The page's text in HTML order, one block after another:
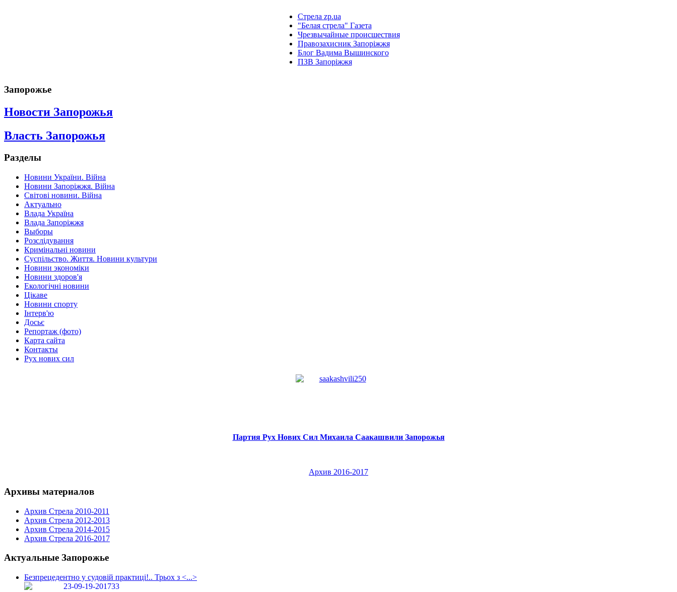
Стрела zp.ua
"Белая стрела" Газета
Чрезвычайные происшествия
Правозахисник Запоріжжя
Блог Вадима Вышинского
ПЗВ Запоріжжя
Запорожье
Новости Запорожья
Власть Запорожья
Разделы
Новини України. Війна
Новини Запоріжжя. Війна
Світові новини. Війна
Актуально
Влада Україна
Влада Запоріжжя
Выборы
Розслідування
Кримінальні новини
Суспільство. Життя. Новини культури
Новини экономіки
Новини здоров'я
Екологічні новини
Цікаве
Новини спорту
Інтерв'ю
Досьє
Репортаж (фото)
Карта сайта
Контакты
Рух нових сил
Партия Рух Нових Сил Михаила Саакашвили Запорожья
Архив 2016-2017
Архивы материалов
Архив Стрела 2010-2011
Архив Стрела 2012-2013
Архив Стрела 2014-2015
Архив Стрела 2016-2017
Актуальные Запорожье
Безпрецедентно у судовій практиці!.. Трьох з <...>